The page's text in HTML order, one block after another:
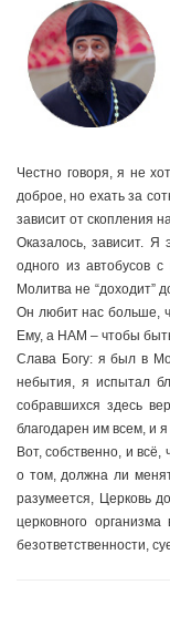
Честно говоря, я не
доброе, но ехать за
зависит от скопления
Оказалось, зависит.
одного из автобусов
Молитва не “доходит”
Он любит нас больше,
Ему, а НАМ – чтобы
Слава Богу: я был в
небытия, я испытал
собравшихся здесь
благодарен им всем, и
Вот, собственно, и
о том, должна ли
разумеется, Церковь
церковного
безответственности,